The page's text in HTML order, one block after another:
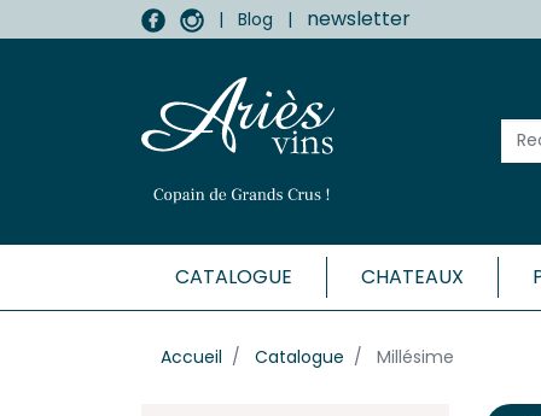
| Blog | newsletter
CATALOGUE CHATEAUX
Accueil Catalogue Millésime